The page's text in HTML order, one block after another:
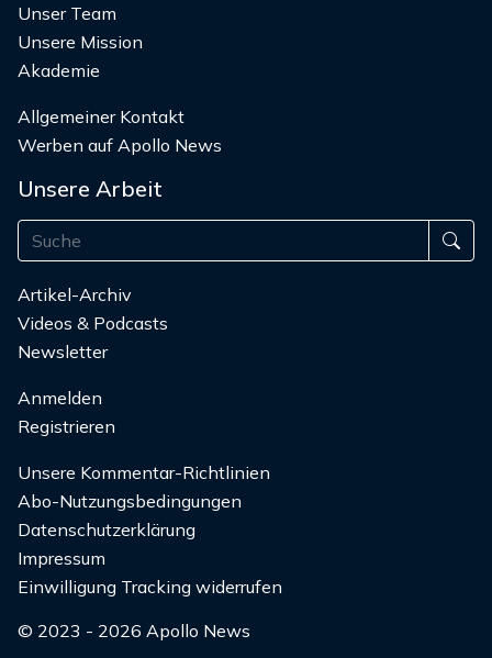
Unser Team
Unsere Mission
Akademie
Allgemeiner Kontakt
Werben auf Apollo News
Unsere Arbeit
Artikel-Archiv
Videos & Podcasts
Newsletter
Anmelden
Registrieren
Unsere Kommentar-Richtlinien
Abo-Nutzungsbedingungen
Datenschutzerklärung
Impressum
Einwilligung Tracking widerrufen
© 2023 - 2026 Apollo News